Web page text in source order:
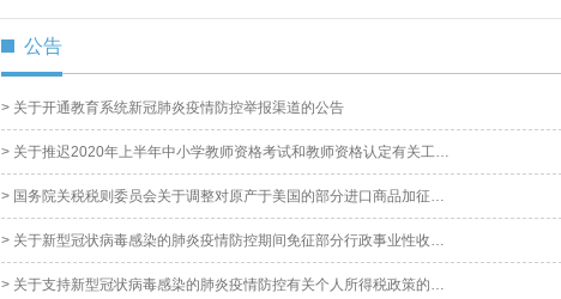
公告
> 关于开通教育系统新冠肺炎疫情防控举报渠道的公告
> 关于推迟2020年上半年中小学教师资格考试和教师资格认定有关工…
> 国务院关税税则委员会关于调整对原产于美国的部分进口商品加征…
> 关于新型冠状病毒感染的肺炎疫情防控期间免征部分行政事业性收…
> 关于支持新型冠状病毒感染的肺炎疫情防控有关个人所得税政策的…